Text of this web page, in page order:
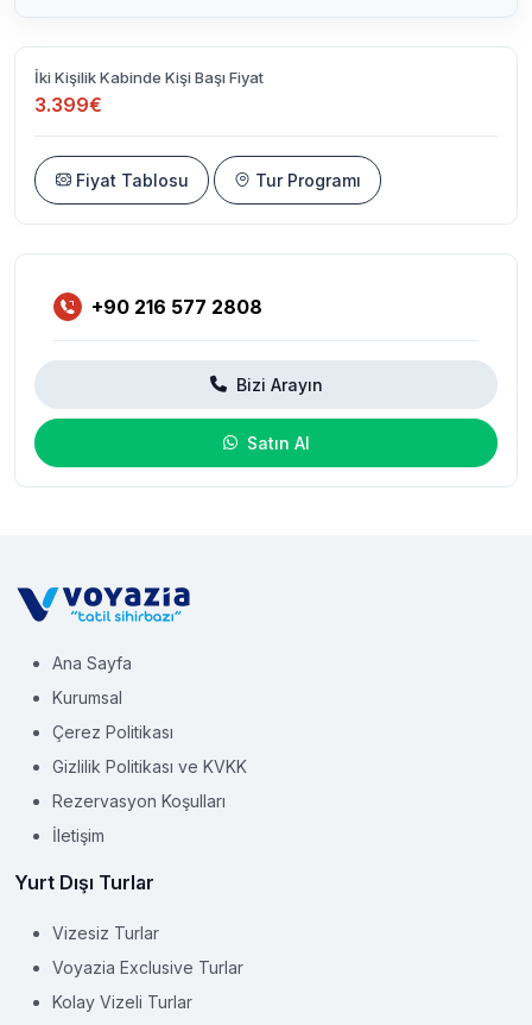
İki Kişilik Kabinde Kişi Başı Fiyat
3.399€
Fiyat Tablosu Tur Programı
+90 216 577 2808
Bizi Arayın
Satın Al
Ana Sayfa
Kurumsal
Çerez Politikası
Gizlilik Politikası ve KVKK
Rezervasyon Koşulları
İletişim
Yurt Dışı Turlar
Vizesiz Turlar
Voyazia Exclusive Turlar
Kolay Vizeli Turlar